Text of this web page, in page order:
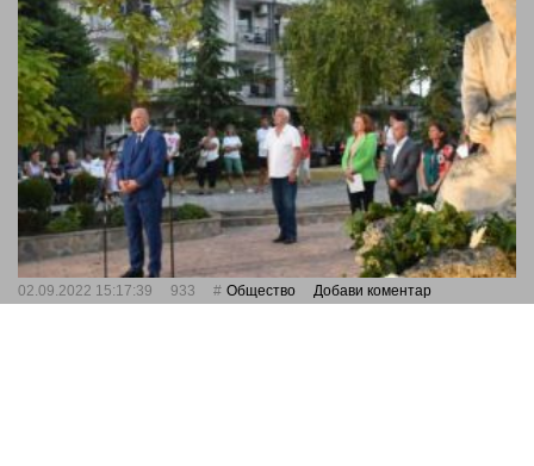
02.09.2022 15:17:39 933 Общество Добави коментар